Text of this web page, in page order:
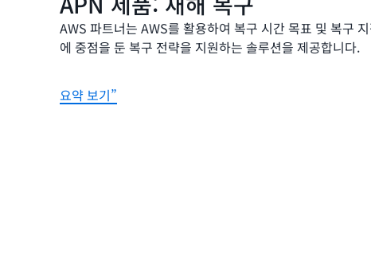
AWS 파트너는 AWS를 활용하여 복구 시간 목표 및 복구
에 중점을 둔 복구 전략을 지원하는 솔루션을 제공합니다.
요약 보기”